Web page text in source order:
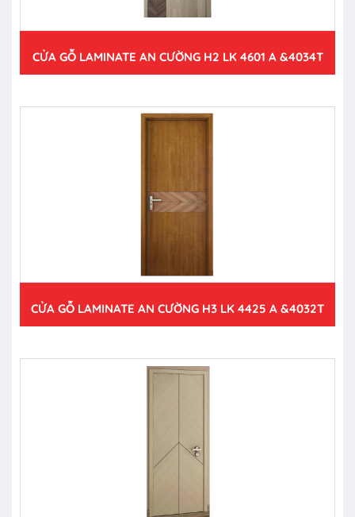
CỬA GỖ LAMINATE AN CƯỜNG H2 LK 4601 A &4034T
CỬA GỖ LAMINATE AN CƯỜNG H3 LK 4425 A &4032T